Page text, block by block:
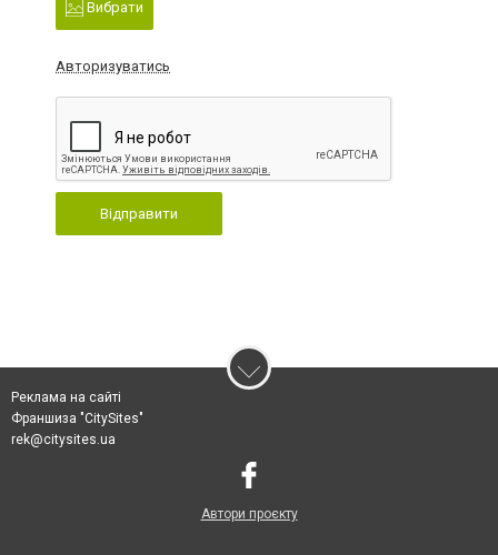
Вибрати
Авторизуватись
Відправити
Реклама на сайті
Франшиза "CitySites"
rek@citysites.ua
Автори проєкту